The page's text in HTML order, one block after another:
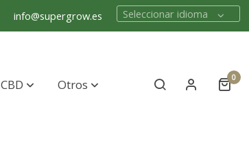
info@supergrow.es Seleccionar idioma
CBD Otros 0